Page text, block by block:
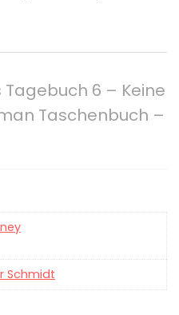
Tagebuch 6 – Keine
Taschenbuch –
Schmidt